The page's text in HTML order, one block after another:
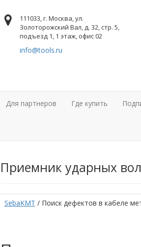
111033, г. Москва, ул.
Золоторожский Вал, д. 32, стр. 5,
подъезд 1, 1 этаж, офис 02
info@tools.ru
Для партнеров Где купить
Приемник ударных
SebaKMT / Поиск дефектов в кабеле